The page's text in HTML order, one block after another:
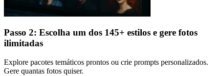
Passo 2: Escolha um dos 145+ estilos e gere fotos
ilimitadas
Explore pacotes temáticos prontos ou crie prompts personalizados.
Gere quantas fotos quiser.